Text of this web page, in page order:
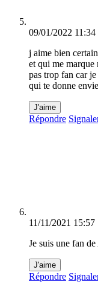
09/01/2022 11:34
j aime bien
et qui me marque
pas trop fan car
qui te donne
J'aime
Répondre
11/11/2021 15:57
Je suis une fan
J'aime
Répondre